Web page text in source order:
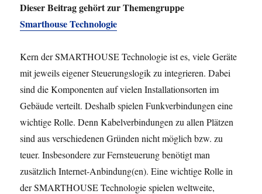
Dieser Beitrag gehört zur Themengruppe
Smarthouse Technologie
Kern der SMARTHOUSE Technologie ist es, viele Geräte
mit jeweils eigener Steuerungslogik zu integrieren. Dabei
sind die Komponenten auf vielen Installationsorten im
Gebäude verteilt. Deshalb spielen Funkverbindungen eine
wichtige Rolle. Denn Kabelverbindungen zu allen Plätzen
sind aus verschiedenen Gründen nicht möglich bzw. zu
teuer. Insbesondere zur Fernsteuerung benötigt man
zusätzlich Internet-Anbindung(en). Eine wichtige Rolle in
der SMARTHOUSE Technologie spielen weltweite,